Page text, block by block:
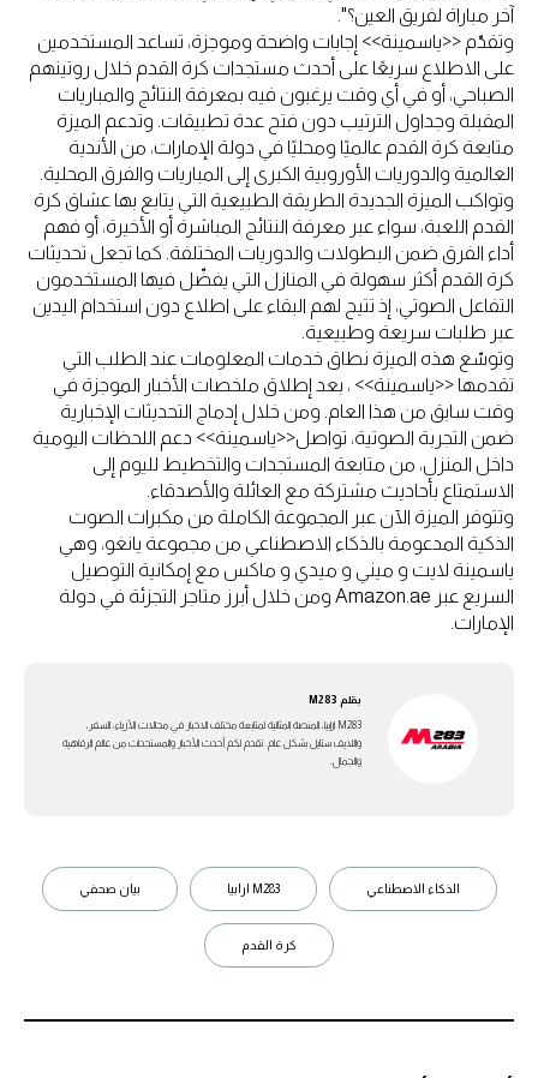
آخر مباراة لفريق العين؟".
وتقدّم <<ياسمينة>> إجابات واضحة وموجزة، تساعد المستخدمين
على الاطلاع سريعًا على أحدث مستجدات كرة القدم خلال روتينهم
الصباحي، أو في أي وقت يرغبون فيه بمعرفة النتائج والمباريات
المقبلة وجداول الترتيب دون فتح عدة تطبيقات. وتدعم الميزة
متابعة كرة القدم عالميًا ومحليًا في دولة الإمارات، من الأندية
العالمية والدوريات الأوروبية الكبرى إلى المباريات والفرق المحلية.
وتواكب الميزة الجديدة الطريقة الطبيعية التي يتابع بها عشاق كرة
القدم اللعبة، سواء عبر معرفة النتائج المباشرة أو الأخيرة، أو فهم
أداء الفرق ضمن البطولات والدوريات المختلفة. كما تجعل تحديثات
كرة القدم أكثر سهولة في المنازل التي يفضّل فيها المستخدمون
التفاعل الصوتي، إذ تتيح لهم البقاء على اطلاع دون استخدام اليدين
عبر طلبات سريعة وطبيعية.
وتوسّع هذه الميزة نطاق خدمات المعلومات عند الطلب التي
تقدمها <<ياسمينة>> ، بعد إطلاق ملخصات الأخبار الموجزة في
وقت سابق من هذا العام. ومن خلال إدماج التحديثات الإخبارية
ضمن التجربة الصوتية، تواصل<<ياسمينة>> دعم اللحظات اليومية
داخل المنزل، من متابعة المستجدات والتخطيط لليوم إلى
الاستمتاع بأحاديث مشتركة مع العائلة والأصدقاء.
وتتوفر الميزة الآن عبر المجموعة الكاملة من مكبرات الصوت
الذكية المدعومة بالذكاء الاصطناعي من مجموعة يانغو، وهي
ياسمينة لايت و ميني و ميدي و ماكس مع إمكانية التوصيل
السريع عبر Amazon.ae ومن خلال أبرز متاجر التجزئة في دولة
الإمارات.
بقلم M283
M283 ارابيا، المنصة المثالية لمتابعة مختلف الاخبار في مجالات الأزياء، السفر،
واللايف ستايل بشكل عام. تقدم لكم أحدث الأخبار والمستجدات من عالم الرفاهية
والجمال.
الذكاء الاصطناعي M283 ارابيا بيان صحفي
كرة القدم